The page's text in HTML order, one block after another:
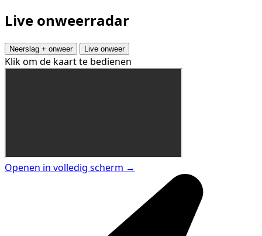
Live onweerradar
Neerslag + onweer Live onweer
Klik om de kaart te bedienen
Openen in volledig scherm →